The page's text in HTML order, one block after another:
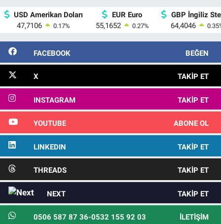
USD Amerikan Doları
47,7106
0.17%
EUR Euro
55,1652
0.27%
GBP İngiliz
64,4046
0.35
FACEBOOK BEĞEN
X TAKIP ET
INSTAGRAM TAKIP ET
YOUTUBE ABONE OL
LINKEDIN TAKIP ET
THREADS TAKIP ET
NEXT TAKIP ET
0506 587 87 36-0532 155 92 03 İLETIŞIM